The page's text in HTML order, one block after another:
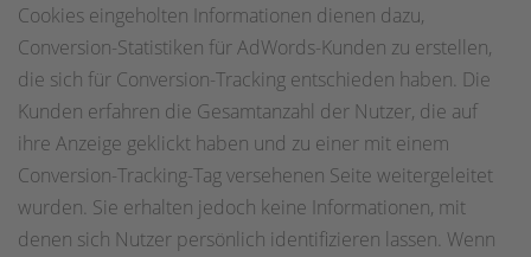
Cookies eingeholten Informationen dienen dazu,
Conversion-Statistiken für AdWords-Kunden zu erstellen,
die sich für Conversion-Tracking entschieden haben. Die
Kunden erfahren die Gesamtanzahl der Nutzer, die auf
ihre Anzeige geklickt haben und zu einer mit einem
Conversion-Tracking-Tag versehenen Seite weitergeleitet
wurden. Sie erhalten jedoch keine Informationen, mit
denen sich Nutzer persönlich identifizieren lassen. Wenn